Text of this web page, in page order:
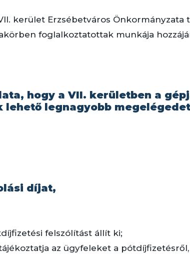
kerület Erzsébetváros Önkormányzata
foglalkoztatottak munkája
hogy a VII. kerületben a
legnagyobb
díjat,
felszólítást állít ki;
az ügyfeleket a